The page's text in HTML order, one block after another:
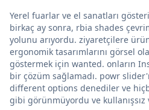
Yerel fuarlar ve el sanatları
birkaç ay sonra, rbia shades
yolunu arıyordu. ziyaretçilere
ergonomik tasarımlarını görsel
göstermek için wanted. onların
bir çözüm sağlamadı. powr
different options denediler ve
gibi görünmüyordu ve kullanışsız